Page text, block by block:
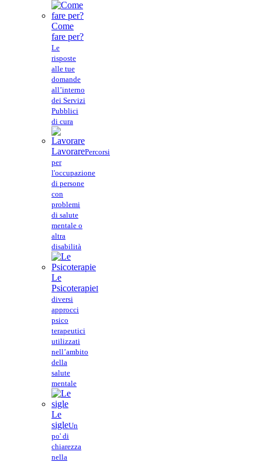
Come
fare per?
Le
risposte
alle tue
domande
all’interno
dei Servizi
Pubblici
di cura
LavorarePercorsi
per
l'occupazione
di persone
con
problemi
di salute
mentale o
altra
disabilità
Le
PsicoterapieI
diversi
approcci
psico
terapeutici
utilizzati
nell’ambito
della
salute
mentale
Le
sigleUn
po' di
chiarezza
nella